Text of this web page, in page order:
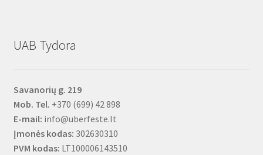
UAB Tydora
Savanorių g. 219
Mob. Tel. +370 (699) 42 898
E-mail: info@uberfeste.lt
Įmonės kodas: 302630310
PVM kodas: LT100006143510